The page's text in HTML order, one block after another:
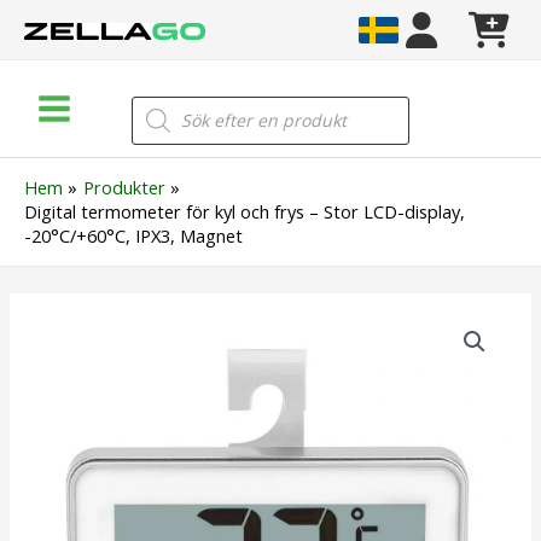
Menu
Products
search
Hem
Produkter
Digital termometer för kyl och frys – Stor LCD-display,
-20°C/+60°C, IPX3, Magnet